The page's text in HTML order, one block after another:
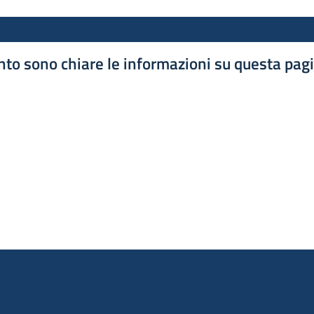
sono chiare le informazioni su questa